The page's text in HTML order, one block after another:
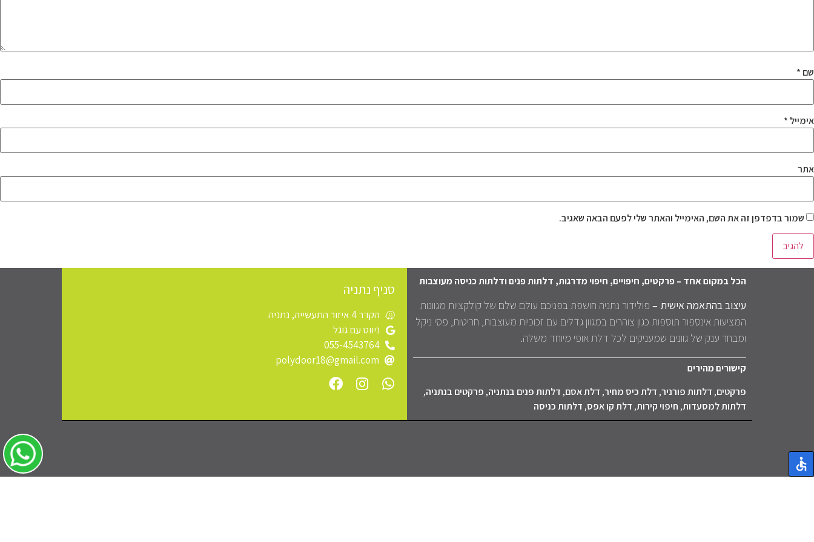
שם *
אימייל *
אתר
שמור בדפדפן זה את השם, האימייל והאתר שלי לפעם הבאה שאגיב.
הכל במקום אחד – פרקטים, חיפויים, חיפוי מדרגות, דלתות פנים ודלתות כניסה מעוצבות
עיצוב בהתאמה אישית – פולידור נתניה חושפת בפניכם עולם שלם של קולקציות מגוונות
המציעות אינספור תוספות כגון צוהרים במגוון גדלים עם זכוכיות מעוצבות, חריטות, פסי ניקל
ומבחר ענק של גוונים שמעניקים לכל דלת אופי מיוחד משלה.
קישורים מהירים
פרקטים, דלתות פורניר, דלת כיס מחיר, דלת אסם, דלתות פנים בנתניה, פרקטים בנתניה,
דלתות למסעדות, חיפוי קירות, דלת קו אפס, דלתות כניסה
סניף נתניה
הקדר 4 איזור התעשייה, נתניה
ניווט עם גוגל
055-4543764
polydoor18@gmail.com